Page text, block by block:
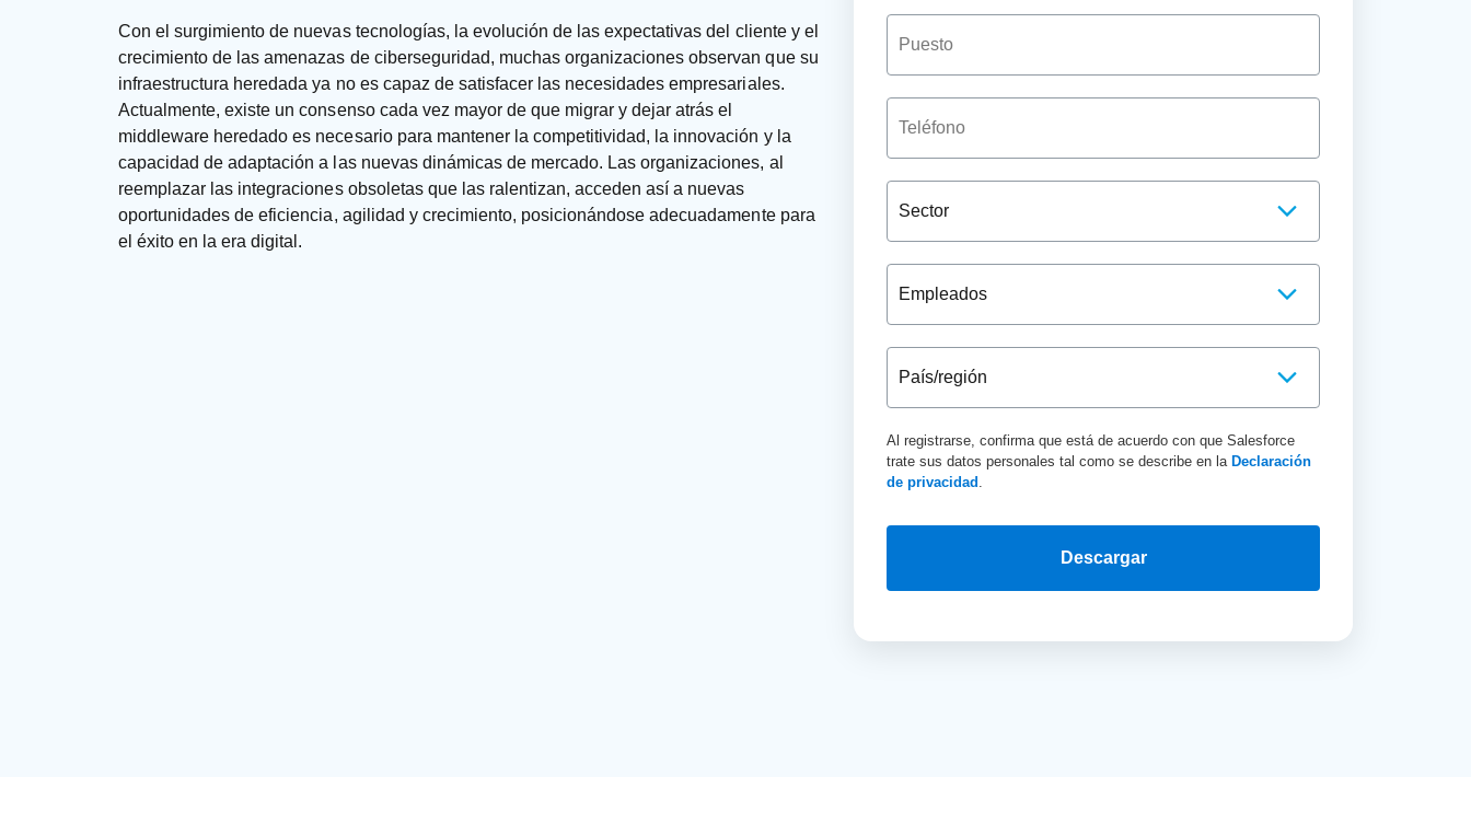
Al registrarse, confirma que está de acuerdo con que Salesforce
trate sus datos personales tal como se describe en la Declaración
de privacidad .
Descargar
Con el surgimiento de nuevas tecnologías, la evolución de las expectativas del cliente y el
crecimiento de las amenazas de ciberseguridad, muchas organizaciones observan que su
infraestructura heredada ya no es capaz de satisfacer las necesidades empresariales.
Actualmente, existe un consenso cada vez mayor de que migrar y dejar atrás el
middleware heredado es necesario para mantener la competitividad, la innovación y la
capacidad de adaptación a las nuevas dinámicas de mercado. Las organizaciones, al
reemplazar las integraciones obsoletas que las ralentizan, acceden así a nuevas
oportunidades de eficiencia, agilidad y crecimiento, posicionándose adecuadamente para
el éxito en la era digital.